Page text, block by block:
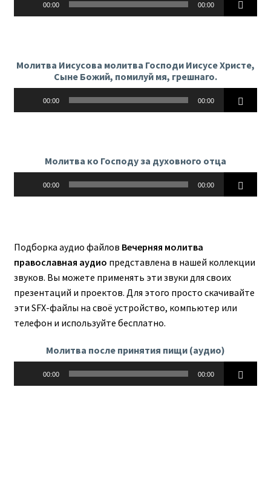
00:00 00:00
Молитва Иисусова молитва Господи Иисусе Христе,
Сыне Божий, помилуй мя, грешнаго.
00:00 00:00
Молитва ко Господу за духовного отца
00:00 00:00
Подборка аудио файлов Вечерняя молитва
православная аудио представлена в нашей коллекции
звуков. Вы можете применять эти звуки для своих
презентаций и проектов. Для этого просто скачивайте
эти SFX-файлы на своё устройство, компьютер или
телефон и используйте бесплатно.
Молитва после принятия пищи (аудио)
00:00 00:00